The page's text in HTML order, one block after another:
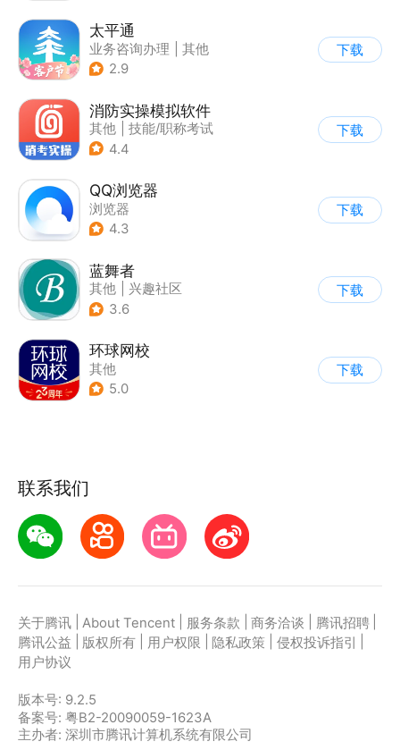
太平通
业务咨询办理
其他
2.9
下载
消防实操模拟软件
其他
技能/职称考试
4.4
下载
QQ浏览器
浏览器
4.3
下载
蓝舞者
其他
兴趣社区
3.6
下载
环球网校
其他
5.0
下载
联系我们
关于腾讯 About Tencent 服务条款 商务洽谈 腾讯招聘
腾讯公益
版权所有 用户权限 隐私政策 侵权投诉指引
用户协议
版本号: 9.2.5
备案号: 粤B2-20090059-1623A
主办者: 深圳市腾讯计算机系统有限公司